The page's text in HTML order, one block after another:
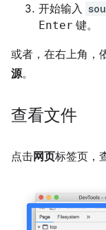
开始输入
Enter 键。
或者，在右上角，
源。
查看文件
点击网页标签页，